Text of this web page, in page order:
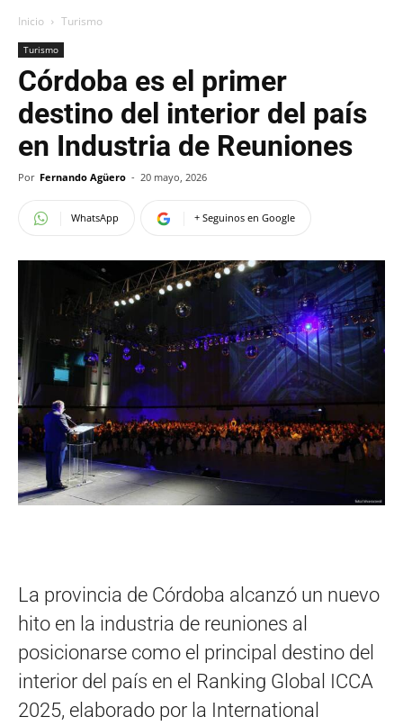
Inicio Turismo
Turismo
Córdoba es el primer
destino del interior del país
en Industria de Reuniones
Por Fernando Agüero - 20 mayo, 2026
WhatsApp + Seguinos en Google
La provincia de Córdoba alcanzó un nuevo
hito en la industria de reuniones al
posicionarse como el principal destino del
interior del país en el Ranking Global ICCA
2025, elaborado por la International